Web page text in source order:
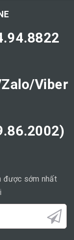
địa mỗi người."
Viber
được sớm nhất